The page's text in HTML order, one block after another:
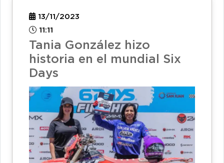
13/11/2023
11:11
Tania González hizo
historia en el mundial Six
Days